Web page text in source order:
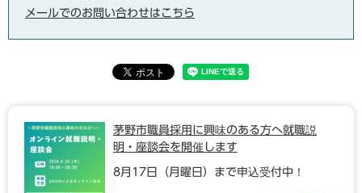
メールでのお問い合わせはこちら
茅野市職員採用に興味のある方へ就職説
明・座談会を開催します
8月17日（月曜日）まで申込受付中！